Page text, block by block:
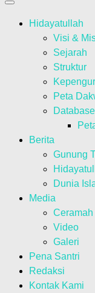
Hidayatullah
Visi &
Sejarah
Struktur
Peta
Database
Berita
Gunung
Dunia
Media
Video
Galeri
Pena Santri
Redaksi
Kontak Kami